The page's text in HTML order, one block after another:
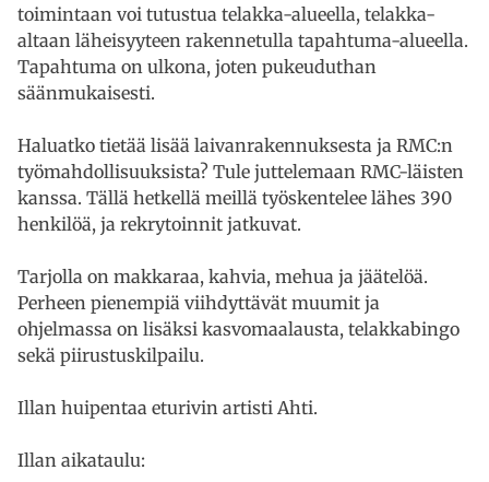
toimintaan voi tutustua telakka-alueella, telakka-
altaan läheisyyteen rakennetulla tapahtuma-alueella.
Tapahtuma on ulkona, joten pukeuduthan
säänmukaisesti.
Haluatko tietää lisää laivanrakennuksesta ja RMC:n
työmahdollisuuksista? Tule juttelemaan RMC-läisten
kanssa. Tällä hetkellä meillä työskentelee lähes 390
henkilöä, ja rekrytoinnit jatkuvat.
Tarjolla on makkaraa, kahvia, mehua ja jäätelöä.
Perheen pienempiä viihdyttävät muumit ja
ohjelmassa on lisäksi kasvomaalausta, telakkabingo
sekä piirustuskilpailu.
Illan huipentaa eturivin artisti Ahti.
Illan aikataulu: